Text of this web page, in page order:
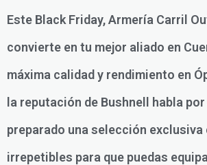
Este Black Friday, Armería Carril
convierte en tu mejor aliado en
máxima calidad y rendimiento en
la reputación de Bushnell habla
preparado una selección
irrepetibles para que puedas